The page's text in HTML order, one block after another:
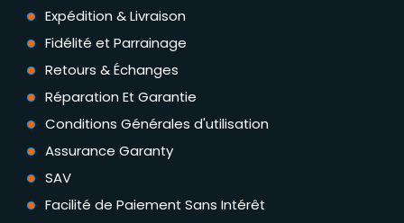
Expédition & Livraison
Fidélité et Parrainage
Retours & Échanges
Réparation Et Garantie
Conditions Générales d'utilisation
Assurance Garanty
SAV
Facilité de Paiement Sans Intérêt